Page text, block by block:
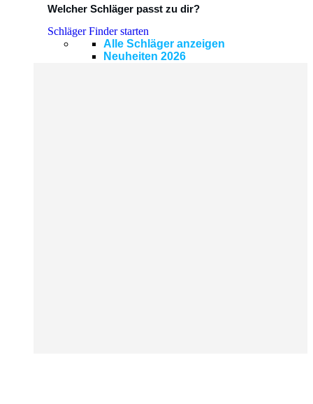
Welcher Schläger passt zu dir?
Schläger Finder starten
Alle Schläger anzeigen
Neuheiten 2026